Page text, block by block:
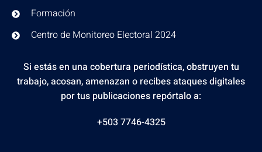
Formación
Centro de Monitoreo Electoral 2024
Si estás en una cobertura periodística, obstruyen tu
trabajo, acosan, amenazan o recibes ataques digitales
por tus publicaciones repórtalo a:
+503 7746-4325